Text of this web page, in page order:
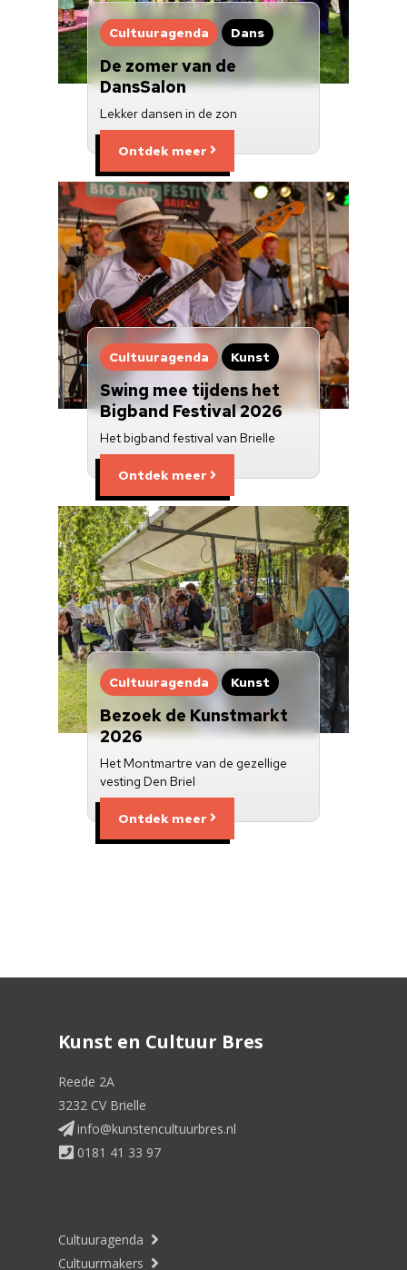
Cultuuragenda Dans
De zomer van de
DansSalon
Lekker dansen in de zon
Ontdek meer
Cultuuragenda Kunst
Swing mee tijdens het
Bigband Festival 2026
Het bigband festival van Brielle
Ontdek meer
Cultuuragenda Kunst
Bezoek de Kunstmarkt
2026
Het Montmartre van de gezellige
vesting Den Briel
Ontdek meer
Kunst en Cultuur Bres
Reede 2A
3232 CV Brielle
info@kunstencultuurbres.nl
0181 41 33 97
Cultuuragenda
Cultuurmakers
Over ons
Nieuwsbrief
Doneren